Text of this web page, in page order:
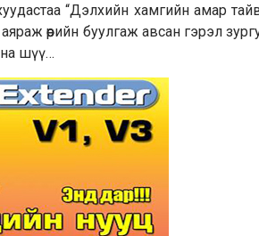
“Дэлхийн хамгийн амар
өөрийн буулгаж авсан гэрэл
шүү…